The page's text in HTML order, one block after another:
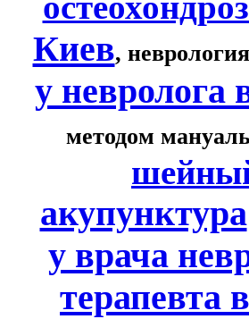
Киев,
у невролога
методом
акупунктура
у врача
терапевта